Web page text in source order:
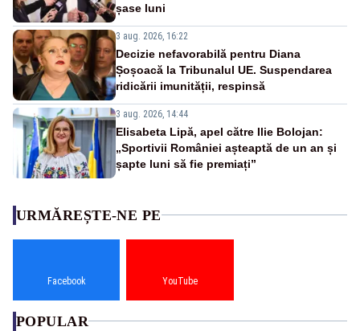
șase luni
3 aug. 2026, 16:22
Decizie nefavorabilă pentru Diana
Șoșoacă la Tribunalul UE. Suspendarea
ridicării imunității, respinsă
3 aug. 2026, 14:44
Elisabeta Lipă, apel către Ilie Bolojan:
„Sportivii României așteaptă de un an și
șapte luni să fie premiați”
URMĂREȘTE-NE PE
Facebook YouTube
POPULAR